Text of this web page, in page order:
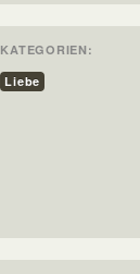
KATEGORIEN:
Liebe